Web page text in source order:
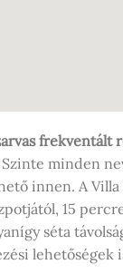
frekventált
minden
innen. A
15
séta
lehetőségek